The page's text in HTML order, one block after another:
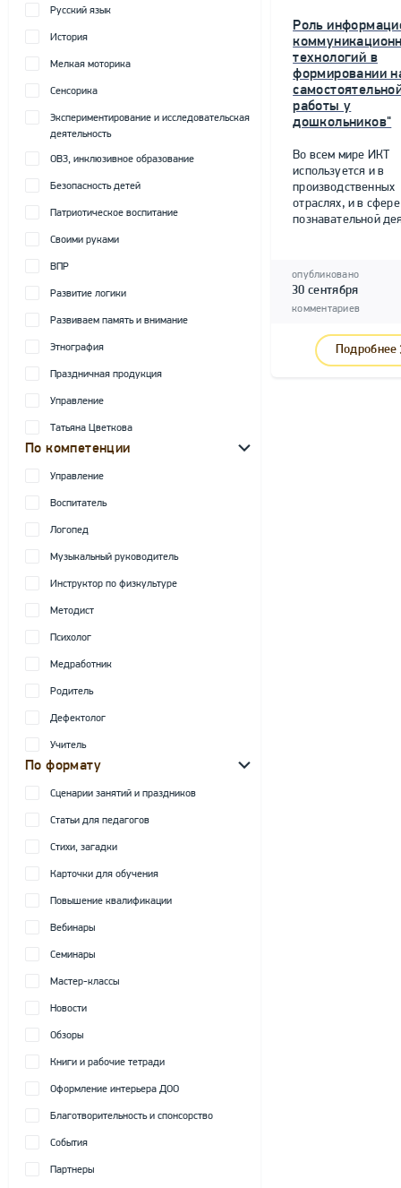
Русский язык
История
Мелкая моторика
Сенсорика
Экспериментирование и исследовательская
деятельность
ОВЗ, инклюзивное образование
Безопасность детей
Патриотическое воспитание
Своими руками
ВПР
Развитие логики
Развиваем память и внимание
Этнография
Праздничная продукция
Управление
Татьяна Цветкова
По компетенции
Управление
Воспитатель
Логопед
Музыкальный руководитель
Инструктор по физкультуре
Методист
Психолог
Медработник
Родитель
Дефектолог
Учитель
По формату
Сценарии занятий и праздников
Статьи для педагогов
Стихи, загадки
Карточки для обучения
Повышение квалификации
Вебинары
Семинары
Мастер-классы
Новости
Обзоры
Книги и рабочие тетради
Оформление интерьера ДОО
Благотворительность и спонсорство
События
Партнеры
Роль
технологий в
формировании
работы у
дошкольников"
Во всем мире ИКТ
используется и в
производственных
отраслях, и в сфере
познавательной
опубликовано
30 сентября
комментариев
Подробнее